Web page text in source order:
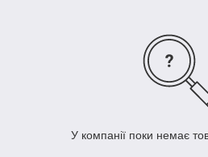
У компанії поки немає